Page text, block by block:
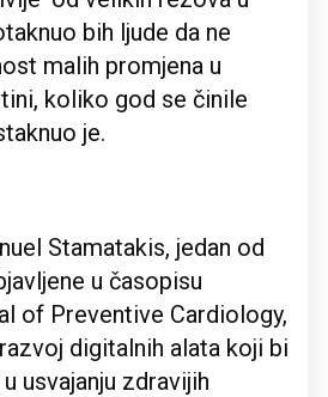
bih ljude da ne
malih promjena u
koliko god se činile
je.
Stamatakis, jedan od
u časopisu
of Preventive Cardiology,
digitalnih alata koji bi
usvajanju zdravijih